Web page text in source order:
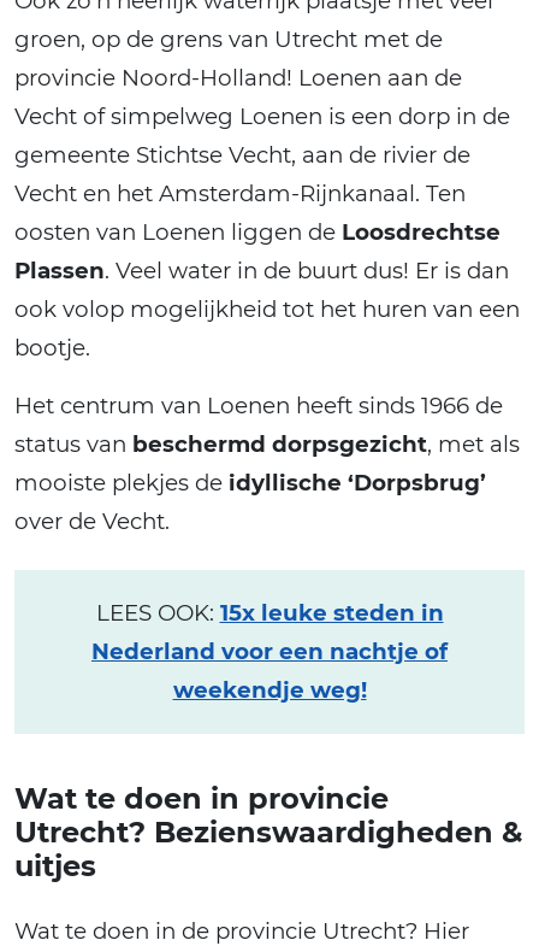
groen, op de grens van Utrecht met de
provincie Noord-Holland! Loenen aan de
Vecht of simpelweg Loenen is een dorp in de
gemeente Stichtse Vecht, aan de rivier de
Vecht en het Amsterdam-Rijnkanaal. Ten
oosten van Loenen liggen de Loosdrechtse
Plassen. Veel water in de buurt dus! Er is dan
ook volop mogelijkheid tot het huren van een
bootje.
Het centrum van Loenen heeft sinds 1966 de
status van beschermd dorpsgezicht, met als
mooiste plekjes de idyllische ‘Dorpsbrug’
over de Vecht.
LEES OOK: 15x leuke steden in
Nederland voor een nachtje of
weekendje weg!
Wat te doen in provincie
Utrecht? Bezienswaardigheden &
uitjes
Wat te doen in de provincie Utrecht? Hier